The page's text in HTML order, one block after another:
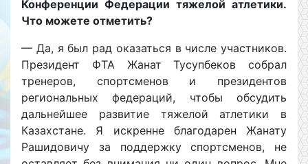
Конференции Федерации тяжелой атлетики.
Что можете отметить?
— Да, я был рад оказаться в числе участников.
Президент ФТА Жанат Тусупбеков собрал
тренеров, спортсменов и президентов
региональных федераций, чтобы обсудить
дальнейшее развитие тяжелой атлетики в
Казахстане. Я искренне благодарен Жанату
Рашидовичу за поддержку спортсменов, не